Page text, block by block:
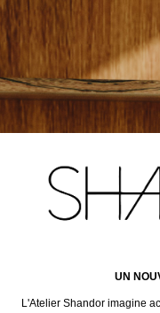
UN
L'Atelier Shandor imagine